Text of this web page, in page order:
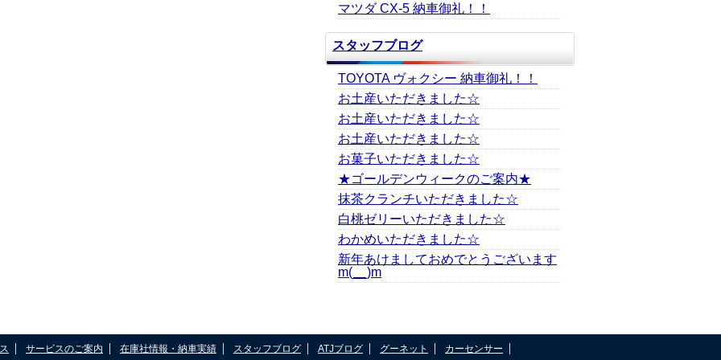
マツダ CX-5 納車御礼！！
スタッフブログ
TOYOTA ヴォクシー 納車御礼！！
お土産いただきました☆
お土産いただきました☆
お土産いただきました☆
お菓子いただきました☆
★ゴールデンウィークのご案内★
抹茶クランチいただきました☆
白桃ゼリーいただきました☆
わかめいただきました☆
新年あけましておめでとうございます
m(__)m
サービスのご案内 在庫社情報・納車実績 スタッフブログ ATJブログ グーネット カーセンサー